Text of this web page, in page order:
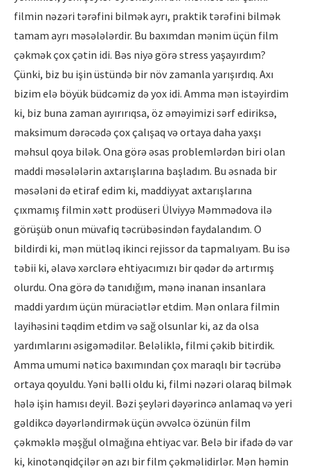
filmin nəzəri tərəfini bilmək ayrı, praktik tərəfini bilmək
tamam ayrı məsələlərdir. Bu baxımdan mənim üçün film
çəkmək çox çətin idi. Bəs niyə görə stress yaşayırdım?
Çünki, biz bu işin üstündə bir növ zamanla yarışırdıq. Axı
bizim elə böyük büdcəmiz də yox idi. Amma mən istəyirdim
ki, biz buna zaman ayırırıqsa, öz əməyimizi sərf ediriksə,
maksimum dərəcədə çox çalışaq və ortaya daha yaxşı
məhsul qoya bilək. Ona görə əsas problemlərdən biri olan
maddi məsələlərin axtarışlarına başladım. Bu əsnada bir
məsələni də etiraf edim ki, maddiyyat axtarışlarına
çıxmamış filmin xətt prodüseri Ülviyyə Məmmədova ilə
görüşüb onun müvafiq təcrübəsindən faydalandım. O
bildirdi ki, mən mütləq ikinci rejissor da tapmalıyam. Bu isə
təbii ki, əlavə xərclərə ehtiyacımızı bir qədər də artırmış
olurdu. Ona görə də tanıdığım, mənə inanan insanlara
maddi yardım üçün müraciətlər etdim. Mən onlara filmin
layihəsini təqdim etdim və sağ olsunlar ki, az da olsa
yardımlarını əsigəmədilər. Beləliklə, filmi çəkib bitirdik.
Amma umumi nəticə baxımından çox maraqlı bir təcrübə
ortaya qoyuldu. Yəni bəlli oldu ki, filmi nəzəri olaraq bilmək
hələ işin hamısı deyil. Bəzi şeyləri dəyərincə anlamaq və yeri
gəldikcə dəyərləndirmək üçün əvvəlcə özünün film
çəkməklə məşğul olmağına ehtiyac var. Belə bir ifadə də var
ki, kinotənqidçilər ən azı bir film çəkməlidirlər. Mən həmin